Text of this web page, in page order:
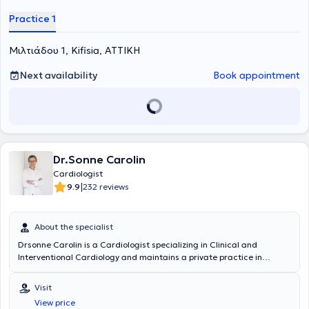
Practice 1
Μιλτιάδου 1, Kifisia, ΑΤΤΙΚΗ
Next availability
Book appointment
Dr.Sonne Carolin
Cardiologist
9.9|232 reviews
About the specialist
Drsonne Carolin is a Cardiologist specializing in Clinical and
Interventional Cardiology and maintains a private practice in
Medical School of the University of Munich, from which she
graduated. She has extensive clinical experience in cardiac triplex
imaging, having performed over 15,000 patient echocardiographic
Visit
View price